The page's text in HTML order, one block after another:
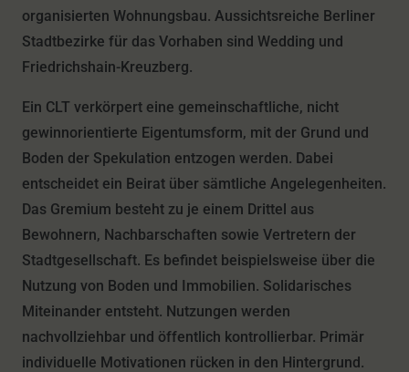
organisierten Wohnungsbau. Aussichtsreiche Berliner
Stadtbezirke für das Vorhaben sind Wedding und
Friedrichshain-Kreuzberg.
Ein CLT verkörpert eine gemeinschaftliche, nicht
gewinnorientierte Eigentumsform, mit der Grund und
Boden der Spekulation entzogen werden. Dabei
entscheidet ein Beirat über sämtliche Angelegenheiten.
Das Gremium besteht zu je einem Drittel aus
Bewohnern, Nachbarschaften sowie Vertretern der
Stadtgesellschaft. Es befindet beispielsweise über die
Nutzung von Boden und Immobilien. Solidarisches
Miteinander entsteht. Nutzungen werden
nachvollziehbar und öffentlich kontrollierbar. Primär
individuelle Motivationen rücken in den Hintergrund.